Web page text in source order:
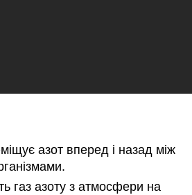
азот вперед і назад між
газ азоту з атмосфери на